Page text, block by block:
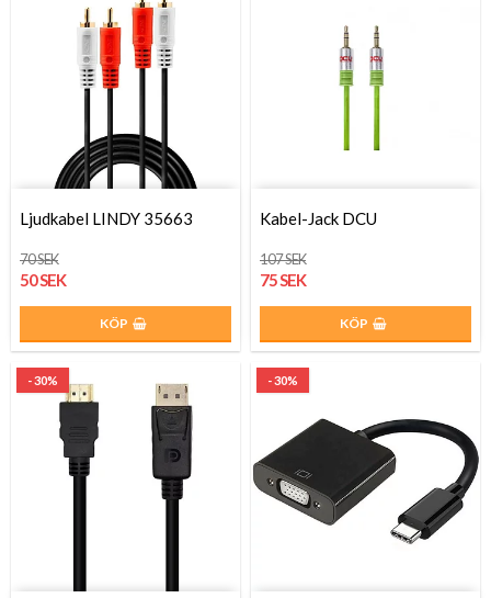
Ljudkabel LINDY 35663
70 SEK
50 SEK
KÖP
Kabel-Jack DCU
107 SEK
75 SEK
KÖP
- 30% - 30%